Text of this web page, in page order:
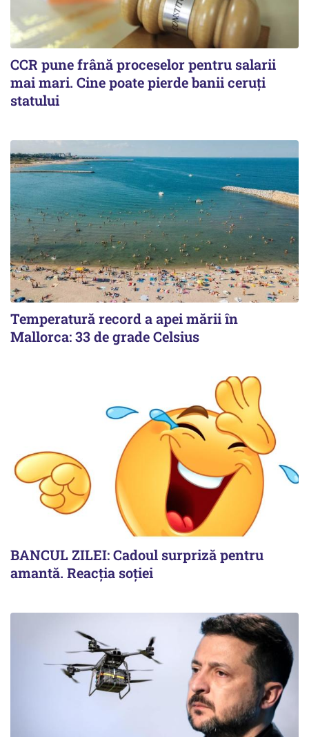
CCR pune frână proceselor pentru salarii
mai mari. Cine poate pierde banii ceruți
statului
Temperatură record a apei mării în
Mallorca: 33 de grade Celsius
BANCUL ZILEI: Cadoul surpriză pentru
amantă. Reacția soției